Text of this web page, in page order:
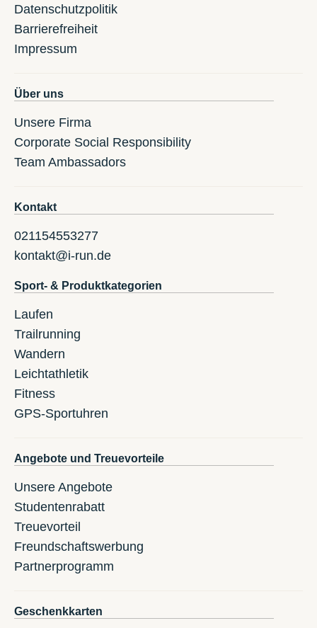
Datenschutzpolitik
Barrierefreiheit
Impressum
Über uns
Unsere Firma
Corporate Social Responsibility
Team Ambassadors
Kontakt
021154553277
kontakt@i-run.de
Sport- & Produktkategorien
Laufen
Trailrunning
Wandern
Leichtathletik
Fitness
GPS-Sportuhren
Angebote und Treuevorteile
Unsere Angebote
Studentenrabatt
Treuevorteil
Freundschaftswerbung
Partnerprogramm
Geschenkkarten